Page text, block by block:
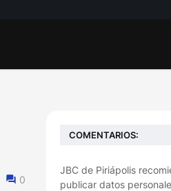
0
COMENTARIOS:
JBC de Piriápolis
publicar datos